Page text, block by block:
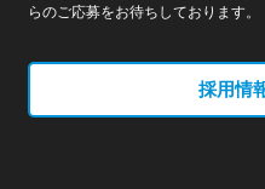
らのご応募をお待ちしております。
採用情